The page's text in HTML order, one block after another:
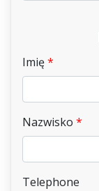
Imię
Nazwisko
Telephone